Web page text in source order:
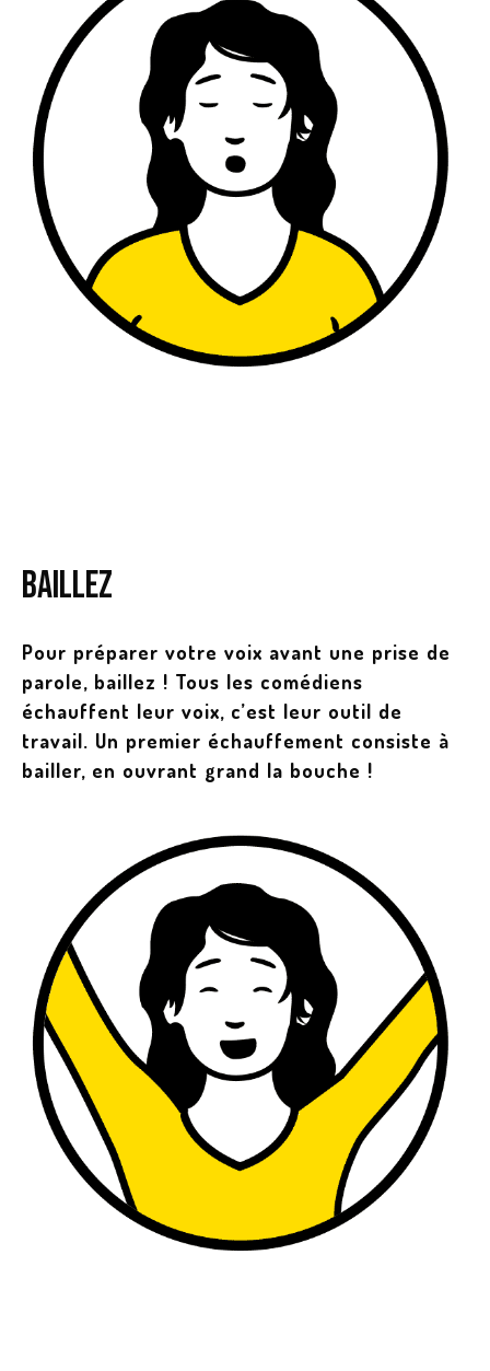
Baillez
Pour préparer votre voix avant une prise de
parole, baillez ! Tous les comédiens
échauffent leur voix, c’est leur outil de
travail. Un premier échauffement consiste à
bailler, en ouvrant grand la bouche !